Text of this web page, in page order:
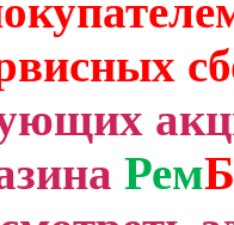
Рем